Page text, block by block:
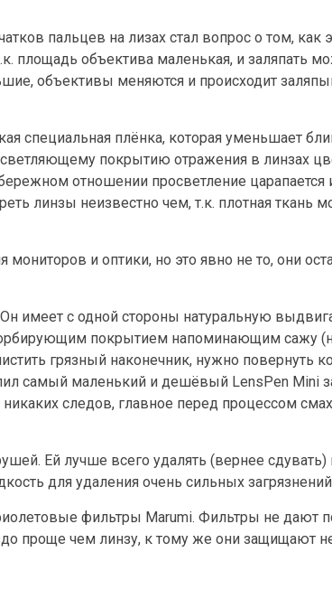
пальцев на лизах стал вопрос о том, как
площадь объектива маленькая, и заляпать
объективы меняются и происходит
специальная плёнка, которая уменьшает
покрытию отражения в линзах
отношении просветление царапается
линзы неизвестно чем, т.к. плотная ткань
и оптики, но это явно не то, они
имеет с одной стороны натуральную
покрытием напоминающим сажу
грязный наконечник, нужно повернуть
самый маленький и дешёвый LensPen Mini
никаких следов, главное перед процессом
Ей лучше всего удалять (вернее
для удаления очень сильных
фильтры Marumi. Фильтры не дают
проще чем линзу, к тому же они защищают